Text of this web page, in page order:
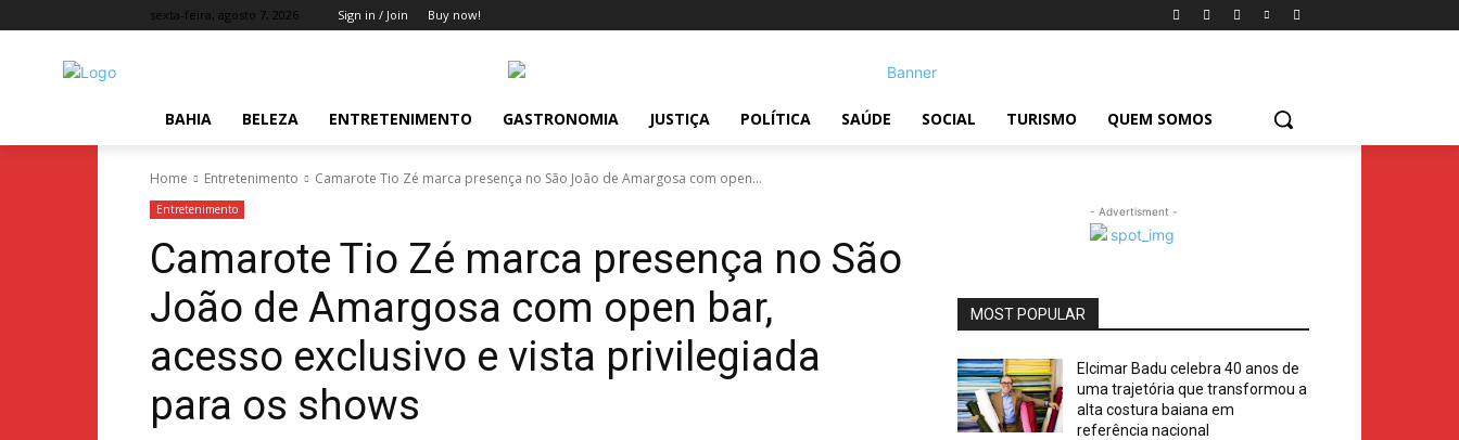
sexta-feira, agosto 7, 2026 Sign in / Join Buy now!
BAHIA BELEZA ENTRETENIMENTO GASTRONOMIA JUSTIÇA POLÍTICA SAÚDE SOCIAL TURISMO QUEM SOMOS
Home Entretenimento Camarote Tio Zé marca presença no São João de Amargosa com open...
Entretenimento
Camarote Tio Zé marca presença no São
João de Amargosa com open bar,
acesso exclusivo e vista privilegiada
para os shows
- Advertisment -
MOST POPULAR
Elcimar Badu celebra 40 anos de
uma trajetória que transformou a
alta costura baiana em
referência nacional